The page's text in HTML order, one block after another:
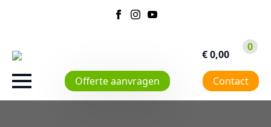
€0,00
0
Offerte aanvragen Contact